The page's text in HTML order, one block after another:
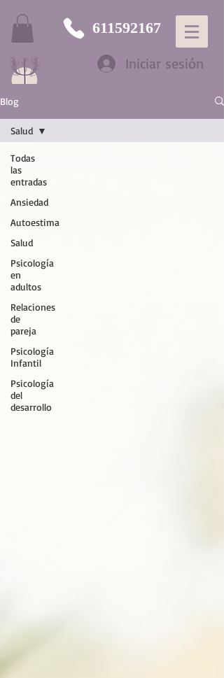
611592167
Iniciar sesión
Blog
Todas
las
entradas
Ansiedad
Autoestima
Salud
Psicología
en
adultos
Relaciones
de
pareja
Psicología
Infantil
Psicología
del
desarrollo
Salud